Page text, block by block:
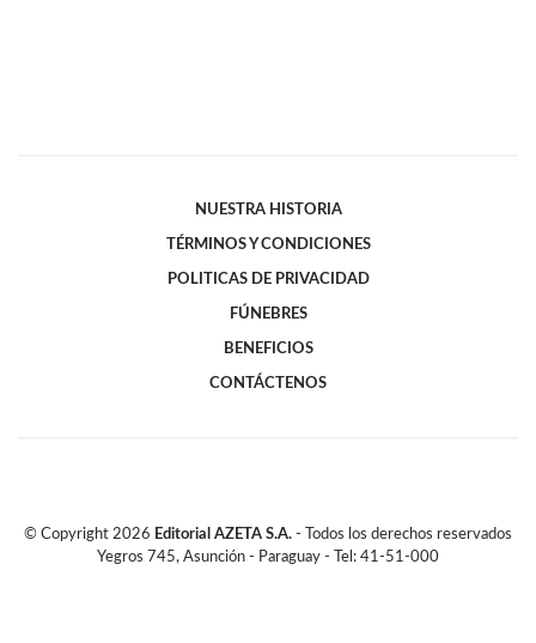
NUESTRA HISTORIA
TÉRMINOS Y CONDICIONES
POLITICAS DE PRIVACIDAD
FÚNEBRES
BENEFICIOS
CONTÁCTENOS
© Copyright 2026 Editorial AZETA S.A. - Todos los derechos reservados
Yegros 745, Asunción - Paraguay - Tel: 41-51-000